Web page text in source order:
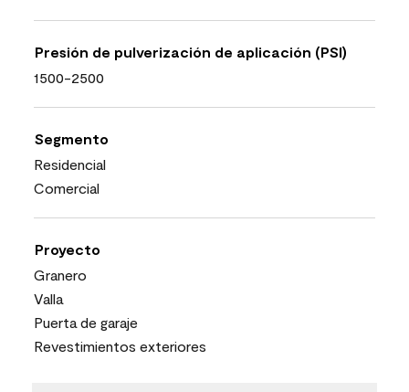
Presión de pulverización de aplicación (PSI)
1500-2500
Segmento
Residencial
Comercial
Proyecto
Granero
Valla
Puerta de garaje
Revestimientos exteriores